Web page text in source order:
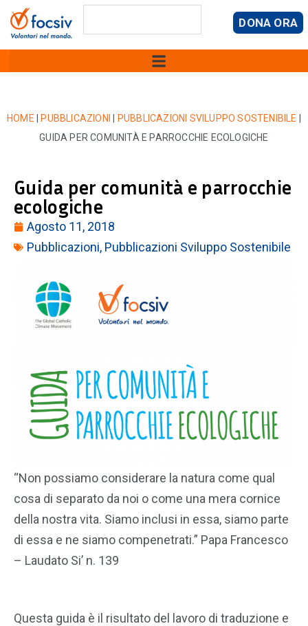
DONA ORA
HOME PUBBLICAZIONI PUBBLICAZIONI SVILUPPO SOSTENIBILE
GUIDA PER COMUNITÀ E PARROCCHIE ECOLOGICHE
Guida per comunità e parrocchie
ecologiche
Agosto 11, 2018
Pubblicazioni, Pubblicazioni Sviluppo Sostenibile
“Non possiamo considerare la natura come qual
cosa di separato da noi o come una mera cornice
della nostra vita. Siamo inclusi in essa, siamo parte
di essa e ne siamo compenetrati.” Papa Francesco
– Laudato Si’ n. 139
Questa guida è il risultato del lavoro di traduzione e